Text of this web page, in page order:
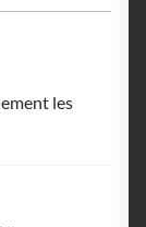
les